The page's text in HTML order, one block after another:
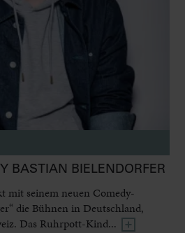
BASTIAN BIELENDORFER
mit seinem neuen Comedy-
die Bühnen in Deutschland,
Das Ruhrpott-Kind...